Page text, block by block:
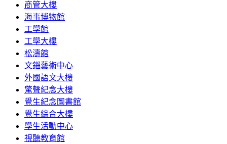
商管大樓
海事博物館
工學館
工學大樓
松濤館
文錙藝術中心
外國語文大樓
驚聲紀念大樓
覺生紀念圖書館
覺生綜合大樓
學生活動中心
視聽教育館